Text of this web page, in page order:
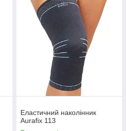
Еластичний наколінник
Aurafix 113